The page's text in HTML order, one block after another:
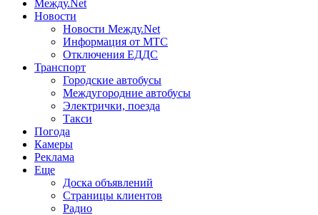
Между.Net
Новости
Новости Между.Net
Информация от МТС
Отключения ЕДДС
Транспорт
Городские автобусы
Междугородние автобусы
Электрички, поезда
Такси
Погода
Камеры
Реклама
Еще
Доска объявлений
Страницы клиентов
Радио